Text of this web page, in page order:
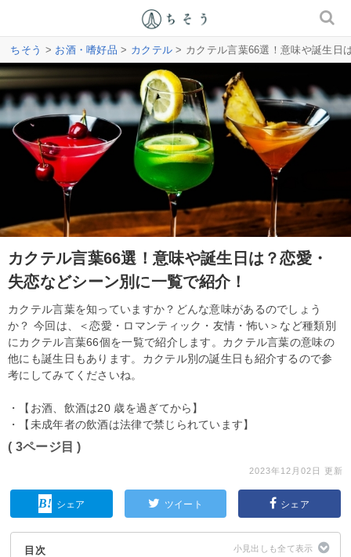
ちそう > お酒・嗜好品 > カクテル > カクテル言葉66選！意味や誕生日
カクテル言葉66選！意味や誕生日は？恋愛・
失恋などシーン別に一覧で紹介！
カクテル言葉を知っていますか？どんな意味があるのでしょう
か？ 今回は、＜恋愛・ロマンティック・友情・怖い＞など種類別
にカクテル言葉66個を一覧で紹介します。カクテル言葉の意味の
他にも誕生日もあります。カクテル別の誕生日も紹介するので参
考にしてみてくださいね。
・【お酒、飲酒は20 歳を過ぎてから】
・【未成年者の飲酒は法律で禁じられています】
( 3ページ目 )
2023年12月02日 更新
シェア ツイート シェア
目次